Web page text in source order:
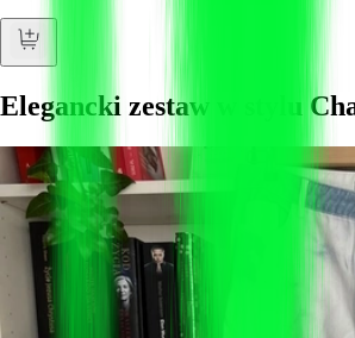
Elegancki zestaw w stylu